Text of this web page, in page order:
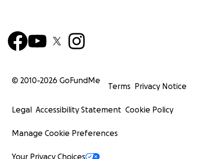
© 2010-2026 GoFundMe
Terms Privacy Notice
Legal Accessibility Statement Cookie Policy
Manage Cookie Preferences
Your Privacy Choices